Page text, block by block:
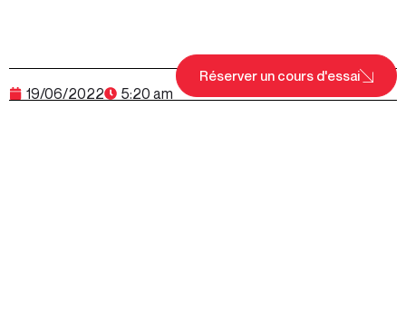
19/06/2022 5:20 am
Réserver un cours d'essai